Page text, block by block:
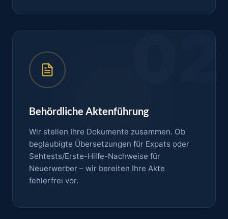
02
Behördliche Aktenführung
Wir stellen Ihre Dokumente zusammen. Ob
beglaubigte Übersetzungen für Expats oder
Sehtests/Erste-Hilfe-Nachweise für
Neuerwerber – wir bereiten Ihre Akte
fehlerfrei vor.